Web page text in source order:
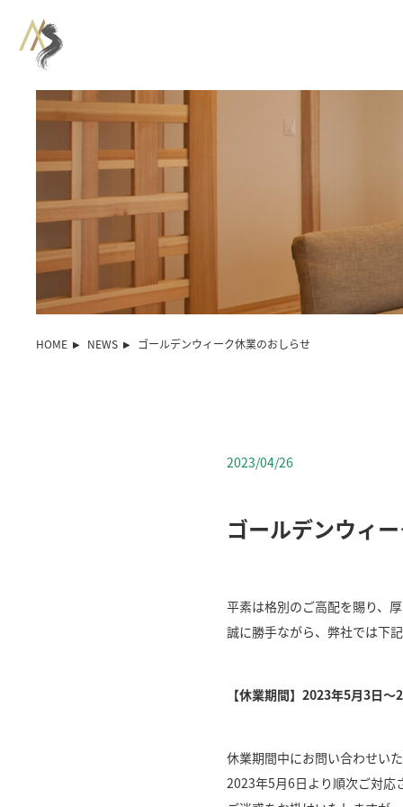
HOME NEWS ゴールデンウィーク休業のおしらせ
2023/04/26
ゴールデンウィ
平素は格別のご高配を賜り、厚
誠に勝手ながら、弊社では下
【休業期間】2023年5月3日～
休業期間中にお問い合わせい
2023年5月6日より順次ご対応